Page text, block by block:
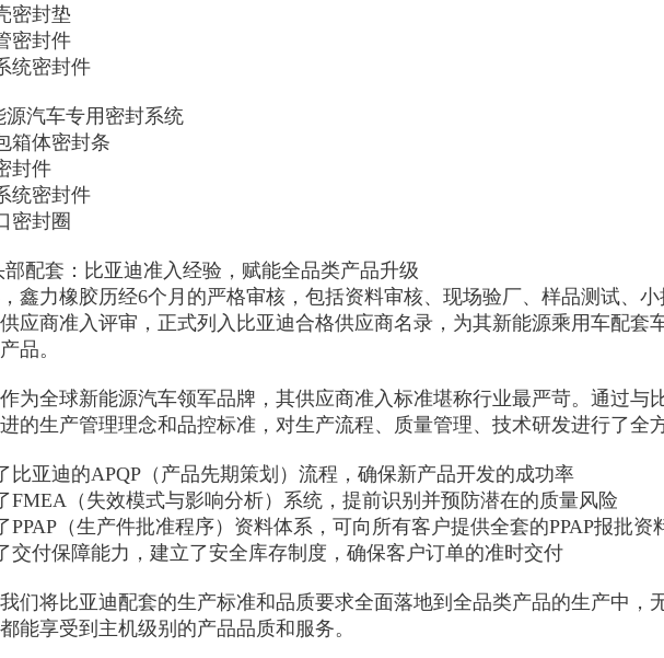
密封垫
密封件
统密封件
源汽车专用密封系统
箱体密封条
封件
统密封件
密封圈
部配套：比亚迪准入经验，赋能全品类产品升级
鑫力橡胶历经6个月的严格审核，包括资料审核、现场验厂、样品测试、
应商准入评审，正式列入比亚迪合格供应商名录，为其新能源乘用车配套
品。
为全球新能源汽车领军品牌，其供应商准入标准堪称行业最严苛。通过与
的生产管理理念和品控标准，对生产流程、质量管理、技术研发进行了全
比亚迪的APQP（产品先期策划）流程，确保新产品开发的成功率
FMEA（失效模式与影响分析）系统，提前识别并预防潜在的质量风险
PPAP（生产件批准程序）资料体系，可向所有客户提供全套的PPAP报批资
交付保障能力，建立了安全库存制度，确保客户订单的准时交付
们将比亚迪配套的生产标准和品质要求全面落地到全品类产品的生产中，
都能享受到主机级别的产品品质和服务。